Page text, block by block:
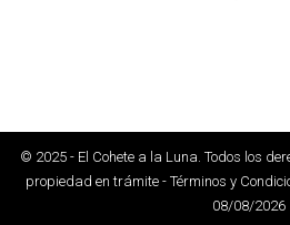
© 2025 - El Cohete a la Luna. Todos los
propiedad en trámite - Términos y
08/08/2026